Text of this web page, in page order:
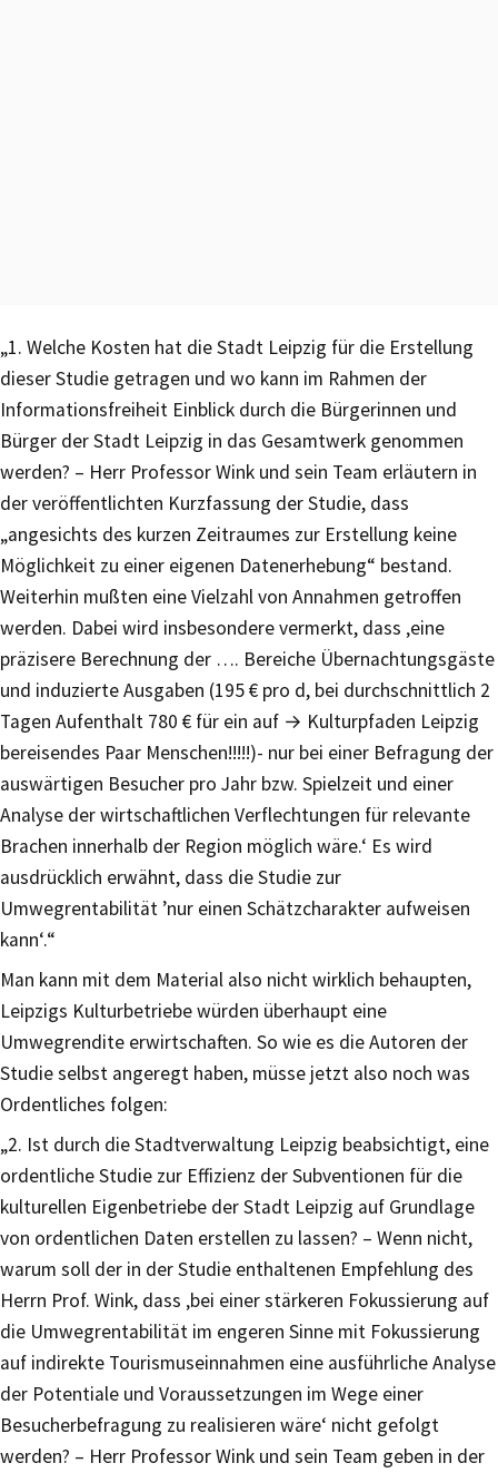
„1. Welche Kosten hat die Stadt Leipzig für die Erstellung
dieser Studie getragen und wo kann im Rahmen der
Informationsfreiheit Einblick durch die Bürgerinnen und
Bürger der Stadt Leipzig in das Gesamtwerk genommen
werden? – Herr Professor Wink und sein Team erläutern in
der veröffentlichten Kurzfassung der Studie, dass
„angesichts des kurzen Zeitraumes zur Erstellung keine
Möglichkeit zu einer eigenen Datenerhebung“ bestand.
Weiterhin mußten eine Vielzahl von Annahmen getroffen
werden. Dabei wird insbesondere vermerkt, dass ‚eine
präzisere Berechnung der …. Bereiche Übernachtungsgäste
und induzierte Ausgaben (195 € pro d, bei durchschnittlich 2
Tagen Aufenthalt 780 € für ein auf → Kulturpfaden Leipzig
bereisendes Paar Menschen!!!!!)- nur bei einer Befragung der
auswärtigen Besucher pro Jahr bzw. Spielzeit und einer
Analyse der wirtschaftlichen Verflechtungen für relevante
Brachen innerhalb der Region möglich wäre.‘ Es wird
ausdrücklich erwähnt, dass die Studie zur
Umwegrentabilität ’nur einen Schätzcharakter aufweisen
kann‘.“
Man kann mit dem Material also nicht wirklich behaupten,
Leipzigs Kulturbetriebe würden überhaupt eine
Umwegrendite erwirtschaften. So wie es die Autoren der
Studie selbst angeregt haben, müsse jetzt also noch was
Ordentliches folgen:
„2. Ist durch die Stadtverwaltung Leipzig beabsichtigt, eine
ordentliche Studie zur Effizienz der Subventionen für die
kulturellen Eigenbetriebe der Stadt Leipzig auf Grundlage
von ordentlichen Daten erstellen zu lassen? – Wenn nicht,
warum soll der in der Studie enthaltenen Empfehlung des
Herrn Prof. Wink, dass ‚bei einer stärkeren Fokussierung auf
die Umwegrentabilität im engeren Sinne mit Fokussierung
auf indirekte Tourismuseinnahmen eine ausführliche Analyse
der Potentiale und Voraussetzungen im Wege einer
Besucherbefragung zu realisieren wäre‘ nicht gefolgt
werden? – Herr Professor Wink und sein Team geben in der